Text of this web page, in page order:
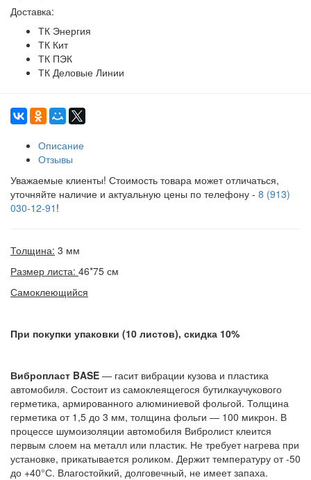
Доставка:
ТК Энергия
ТК Кит
ТК ПЭК
ТК Деловые Линии
Описание
Отзывы
Уважаемые клиенты! Стоимость товара может отличаться,
уточняйте наличие и актуальную цены по телефону - 8 (913)
030-12-91 !
Толщина: 3 мм
Размер листа: 46*75 см
Самоклеющийся
При покупки упаковки (10 листов), скидка 10%
Вибропласт BASE ― гасит вибрации кузова и пластика
автомобиля. Состоит из самоклеящегося бутилкаучукового
герметика, армированного алюминиевой фольгой. Толщина
герметика от 1,5 до 3 мм, толщина фольги ― 100 микрон. В
процессе шумоизоляции автомобиля Вибролист клеится
первым слоем на металл или пластик. Не требует нагрева при
установке, прикатывается роликом. Держит температуру от -50
до +40°С. Влагостойкий, долговечный, не имеет запаха.